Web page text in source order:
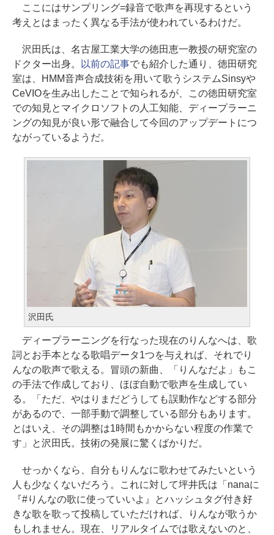
ここにはサンプリング=録音で歌声を再現するという
考えとはまったく異なる手法が使われているわけだ。
沢田氏は、名古屋工業大学の徳田恵一教授の研究室の
ドクター出身。
以前の記事でも紹介した通り、徳田研究
室は、HMM音声合成技術を用いて歌うシステムSinsyや
CeVIOを生み出したことで知られるが、この徳田研究室
での知見とマイクロソフトの人工知能、ディープラーニ
ングの知見が良い形で融合して今回のアップデートにつ
ながっているようだ。
沢田氏
ディープラーニングを行なった現在のりんなへは、歌
詞とお手本となる歌唱データ1つを与えれば、それでり
んなの歌声で歌える。冒頭の新曲、「りんなだよ」もこ
の手法で作成しており、ほぼ自動で歌声を生成してい
る。「ただ、やはりまだどうしても誤動作などする部分
があるので、一部手動で調整している部分もあります。
とはいえ、その調整は1時間もかからない程度の作業で
す」と沢田氏。技術の発展に驚くばかりだ。
せっかくなら、自分もりんなに歌わせてみたいという
人も少なくないだろう。これに対して坪井氏は「nanaに
『#りんなの歌に使っていいよ』とハッシュタグ付き好
きな歌を歌って投稿していただければ、りんなが歌うか
もしれません。現在、リアルタイムでは歌えないのと、